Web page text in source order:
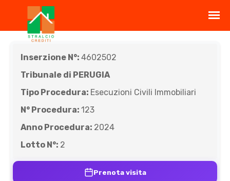
Inserzione N°: 4602502
Tribunale di PERUGIA
Tipo Procedura: Esecuzioni Civili Immobiliari
N° Procedura: 123
Anno Procedura: 2024
Lotto N°: 2
Prenota visita